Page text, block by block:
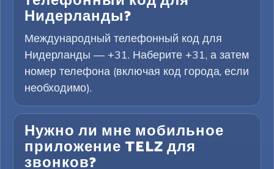
Нидерланды?
Международный телефонный код для
Нидерланды — +31. Наберите +31, а затем
номер телефона (включая код города, если
необходимо).
Нужно ли мне мобильное
приложение TELZ для
звонков?